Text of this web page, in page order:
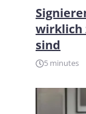
wirklich
sind
5 minutes